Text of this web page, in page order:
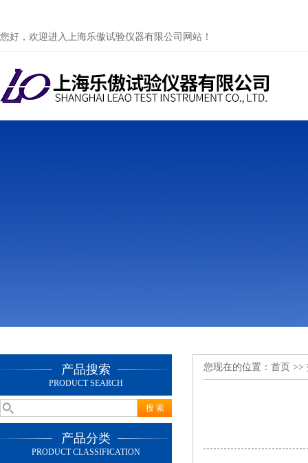
您好，欢迎进入上海乐傲试验仪器有限公司网站！
产品搜索
PRODUCT SEARCH
产品分类
PRODUCT CLASSIFICATION
您现在的位置： 首页 >>